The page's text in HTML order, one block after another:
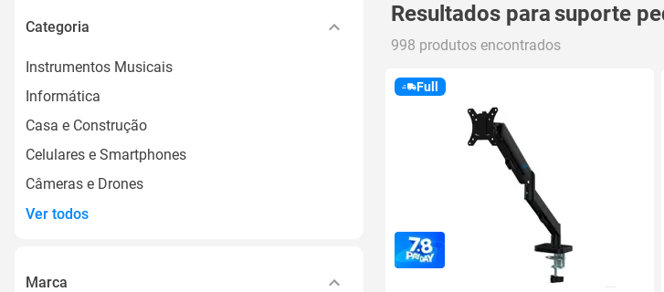
Categoria
Instrumentos Musicais
Informática
Casa e Construção
Celulares e Smartphones
Câmeras e Drones
Ver todos
Marca
Resultados parasuporte
998 produtos encontrados
Full